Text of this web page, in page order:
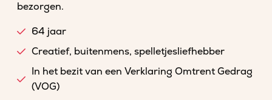
bezorgen.
64 jaar
Creatief, buitenmens, spelletjesliefhebber
In het bezit van een Verklaring Omtrent Gedrag
(VOG)